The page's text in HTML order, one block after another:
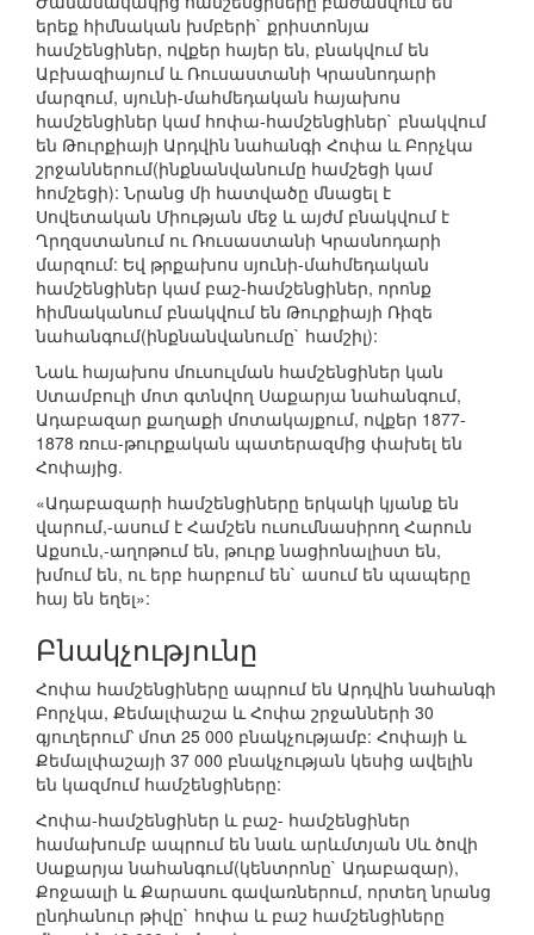
երեք հիմնական խմբերի` քրիստոնյա
համշենցիներ, ովքեր հայեր են, բնակվում են
Աբխազիայում և Ռուսաստանի Կրասնոդարի
մարզում, սյունի-մահմեդական հայախոս
համշենցիներ կամ հոփա-համշենցիներ` բնակվում
են Թուրքիայի Արդվին նահանգի Հոփա և Բորչկա
շրջաններում(ինքնանվանումը համշեցի կամ
հոմշեցի): Նրանց մի հատվածը մնացել է
Սովետական Միության մեջ և այժմ բնակվում է
Ղրղզստանում ու Ռուսաստանի Կրասնոդարի
մարզում: Եվ թրքախոս սյունի-մահմեդական
համշենցիներ կամ բաշ-համշենցիներ, որոնք
հիմնականում բնակվում են Թուրքիայի Ռիզե
նահանգում(ինքնանվանումը` համշիլ):
Նաև հայախոս մուսուլման համշենցիներ կան
Ստամբուլի մոտ գտնվող Սաքարյա նահանգում,
Ադաբազար քաղաքի մոտակայքում, ովքեր 1877-
1878 ռուս-թուրքական պատերազմից փախել են
Հոփայից.
«Ադաբազարի համշենցիները երկակի կյանք են
վարում,-ասում է Համշեն ուսումնասիրող Հարուն
Աքսուն,-աղոթում են, թուրք նացիոնալիստ են,
խմում են, ու երբ հարբում են` ասում են պապերը
հայ են եղել»:
Բնակչությունը
Հոփա համշենցիները ապրում են Արդվին նահանգի
Բորչկա, Քեմալփաշա և Հոփա շրջանների 30
գյուղերում՝ մոտ 25 000 բնակչությամբ: Հոփայի և
Քեմալփաշայի 37 000 բնակչության կեսից ավելին
են կազմում համշենցիները:
Հոփա-համշենցիներ և բաշ- համշենցիներ
համախումբ ապրում են նաև արևմտյան Սև ծովի
Սաքարյա նահանգում(կենտրոնը` Ադաբազար),
Քոջաալի և Քարասու գավառներում, որտեղ նրանց
ընդհանուր թիվը` հոփա և բաշ համշենցիները